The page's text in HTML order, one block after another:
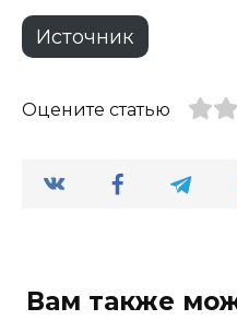
Источник
Оцените статью
Вам также